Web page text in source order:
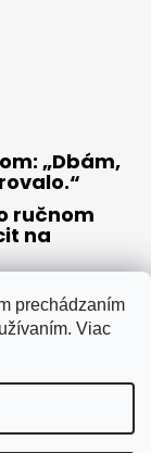
prechádzaním
Viac
„Dbám,
ručnom
na
chovnú